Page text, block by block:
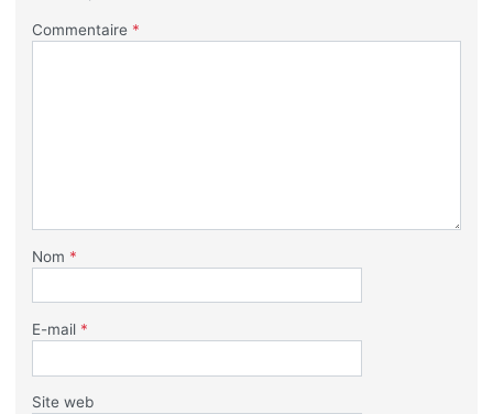
Commentaire *
Nom *
E-mail *
Site web